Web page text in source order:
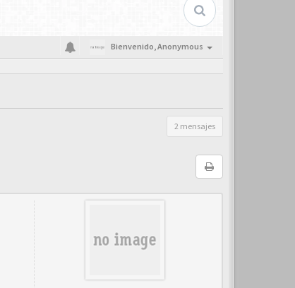
Bienvenido,Anonymous
2 mensajes